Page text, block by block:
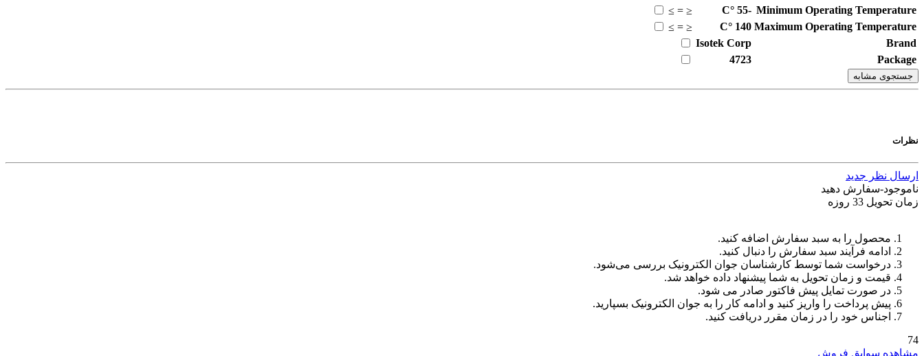
Minimum Operating Temperature
-55
°C
≤
=
≥
Maximum Operating Temperature
140
°C
≤
=
≥
Brand
Isotek Corp
Package
4723
جستجوی مشابه
نظرات
ارسال نظر جدید
ناموجود-سفارش دهید
زمان تحویل 33 روزه
محصول را به سبد سفارش اضافه کنید.
ادامه فرآیند سبد سفارش را دنبال کنید.
درخواست شما توسط کارشناسان جوان الکترونیک بررسی می‌شود.
قیمت و زمان تحویل به شما پیشنهاد داده خواهد شد.
در صورت تمایل پیش فاکتور صادر می شود.
پیش پرداخت را واریز کنید و ادامه کار را به جوان الکترونیک بسپارید.
اجناس خود را در زمان مقرر دریافت کنید.
74
مشاهده سوابق فروش